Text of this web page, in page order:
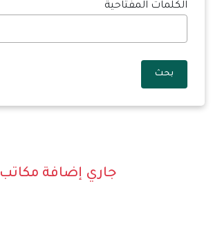
الكلمات المفتاحية
بحث
جاري إضافة مكاتب